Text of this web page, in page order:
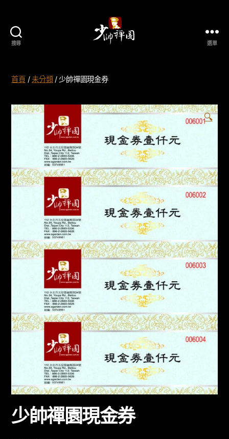
搜尋 選單
首頁/ 未分類/ 少帥禪園現金券
🔍
少帥禪園現金券